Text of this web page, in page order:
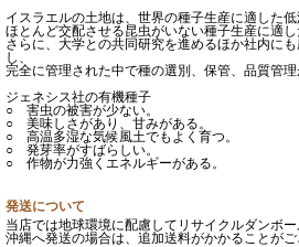
イスラエルの土地は、世界の種子生産に適した
ほとんど交配させる昆虫がいない種子生産に適し
さらに、大学との共同研究を進めるほか社内に
し、
完全に管理された中で種の選別、保管、品質管理
ジェネシス社の有機種子
○ 害虫の被害が少ない。
○ 美味しさがあり、甘みがある。
○ 高温多湿な気候風土でもよく育つ。
○ 発芽率がすばらしい。
○ 作物が力強くエネルギーがある。
発送について
当店では地球環境に配慮してリサイクルダンボ
沖縄へ発送の場合は、追加送料がかかることがご